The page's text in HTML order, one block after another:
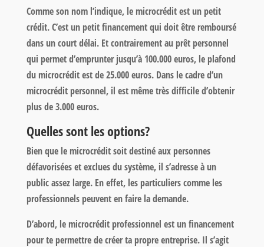
Comme son nom l’indique, le microcrédit est un petit
crédit. C’est un petit financement qui doit être remboursé
dans un court délai. Et contrairement au prêt personnel
qui permet d’emprunter jusqu’à 100.000 euros, le plafond
du microcrédit est de 25.000 euros. Dans le cadre d’un
microcrédit personnel, il est même très difficile d’obtenir
plus de 3.000 euros.
Quelles sont les options?
Bien que le microcrédit soit destiné aux personnes
défavorisées et exclues du système, il s’adresse à un
public assez large. En effet, les particuliers comme les
professionnels peuvent en faire la demande.
D’abord, le microcrédit professionnel est un financement
pour te permettre de créer ta propre entreprise. Il s’agit